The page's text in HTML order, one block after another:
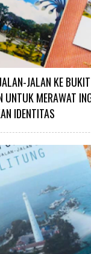
JALAN KE
UNTUK MERAWAT
IDENTITAS